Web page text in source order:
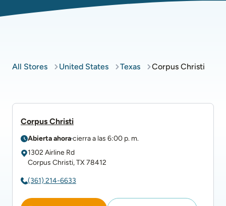
All Stores United States Texas Corpus Christi
Corpus Christi
Abierta ahoracierra a las 6:00 p. m.
1302 Airline Rd
Corpus Christi,TX78412
(361) 214-6633